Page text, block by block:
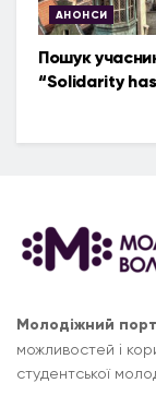
АНОНСИ
Пошук
“Solidarity
Молодіжний
можливостей і
студентської